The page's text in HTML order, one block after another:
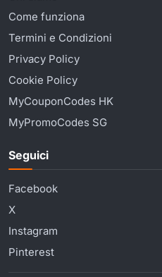
Come funziona
Termini e Condizioni
Privacy Policy
Cookie Policy
MyCouponCodes HK
MyPromoCodes SG
Seguici
Facebook
X
Instagram
Pinterest